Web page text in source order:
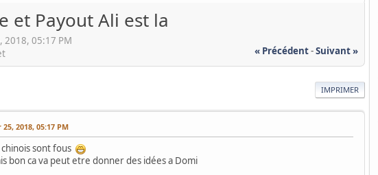
et Payout Ali est la
2018, 05:17 PM
« Précédent-Suivant »
IMPRIMER
25, 2018, 05:17 PM
chinois sont fous
bon ca va peut etre donner des idées a Domi